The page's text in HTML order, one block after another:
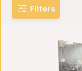
Filters